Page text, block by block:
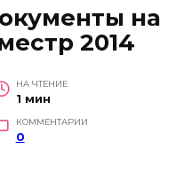
на
2014
НА ЧТЕНИЕ
1 мин
КОММЕНТАРИИ
0